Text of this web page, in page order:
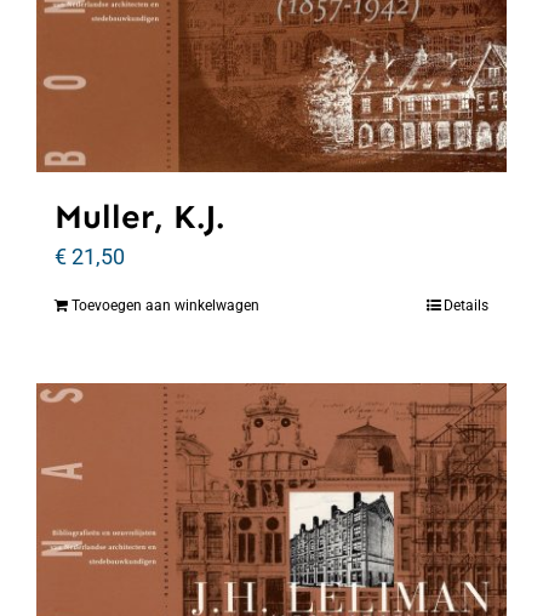
Muller, K.J.
€21,50
Toevoegen aan winkelwagen Details